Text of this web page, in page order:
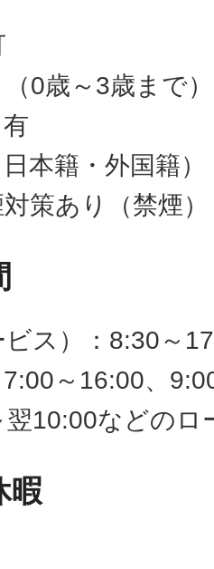
（0歳～3歳まで
本籍・外国籍）
策あり（禁煙）
ス）：8:30～
7:00～16:00、
翌10:00などの
暇